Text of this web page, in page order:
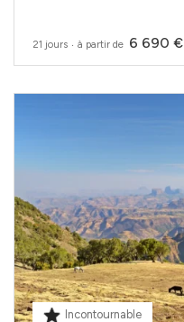
21 jours ‧ à partir de 6 690 €
Incontournable